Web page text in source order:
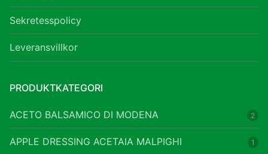
Sekretesspolicy
Leveransvillkor
PRODUKTKATEGORI
ACETO BALSAMICO DI MODENA 2
APPLE DRESSING ACETAIA MALPIGHI 1